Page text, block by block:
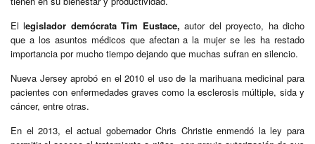
El legislador demócrata Tim Eustace, autor del proyecto, ha dicho
que a los asuntos médicos que afectan a la mujer se les ha restado
importancia por mucho tiempo dejando que muchas sufran en silencio.
Nueva Jersey aprobó en el 2010 el uso de la marihuana medicinal para
pacientes con enfermedades graves como la esclerosis múltiple, sida y
cáncer, entre otras.
En el 2013, el actual gobernador Chris Christie enmendó la ley para